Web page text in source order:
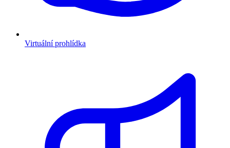
Virtuální prohlídka